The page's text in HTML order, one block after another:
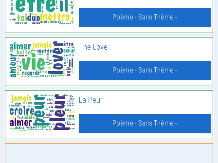
Poème - Sans Thème -
The Love
Poème - Sans Thème -
La Peur
Poème - Sans Thème -